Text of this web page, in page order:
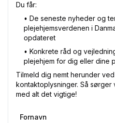
Du får:
•⁠ De seneste nyheder og
plejehjemsverdenen i
opdateret
•⁠ Konkrete råd og
plejehjem for dig eller dine
Tilmeld dig nemt herunder
kontaktoplysninger. Så
med alt det vigtige!
Fornavn